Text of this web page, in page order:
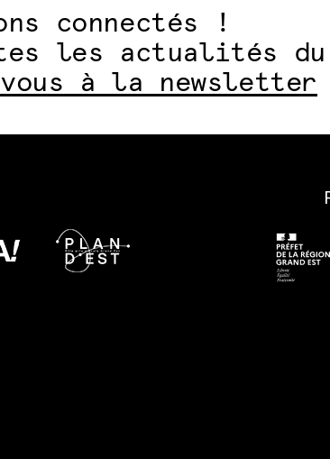
connectés !
les actualités du
à la newsletter